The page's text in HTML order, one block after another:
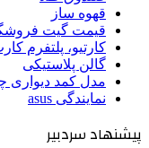
قهوه ساز
قیمت گیت
کارتیو، پلتفرم
گالن پلاستیکی
مدل کمد دیواری
نمایندگی asus
پیشنهاد سردبیر